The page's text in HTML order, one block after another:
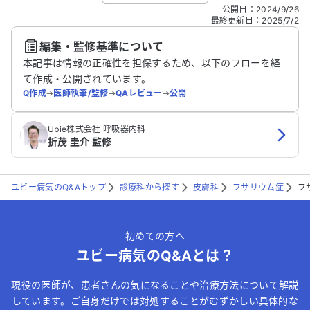
こちらは送信専用のフォームです。氏名やご自身の病気の詳細な
送信する
公開日 ： 2024/9/26
最終更新日 ： 2025/7/2
編集・監修基準について
本記事は情報の正確性を担保するため、以下のフローを経
て作成・公開されています。
Q作成➔医師執筆/監修➔QAレビュー➔公開
Ubie株式会社 呼吸器内科
折茂 圭介 監修
ユビー病気のQ&Aトップ 診療科から探す 皮膚科 フサリウム症 フ
初めての方へ
ユビー病気のQ&Aとは？
現役の医師が、患者さんの気になることや治療方法について解説
しています。ご自身だけでは対処することがむずかしい具体的な